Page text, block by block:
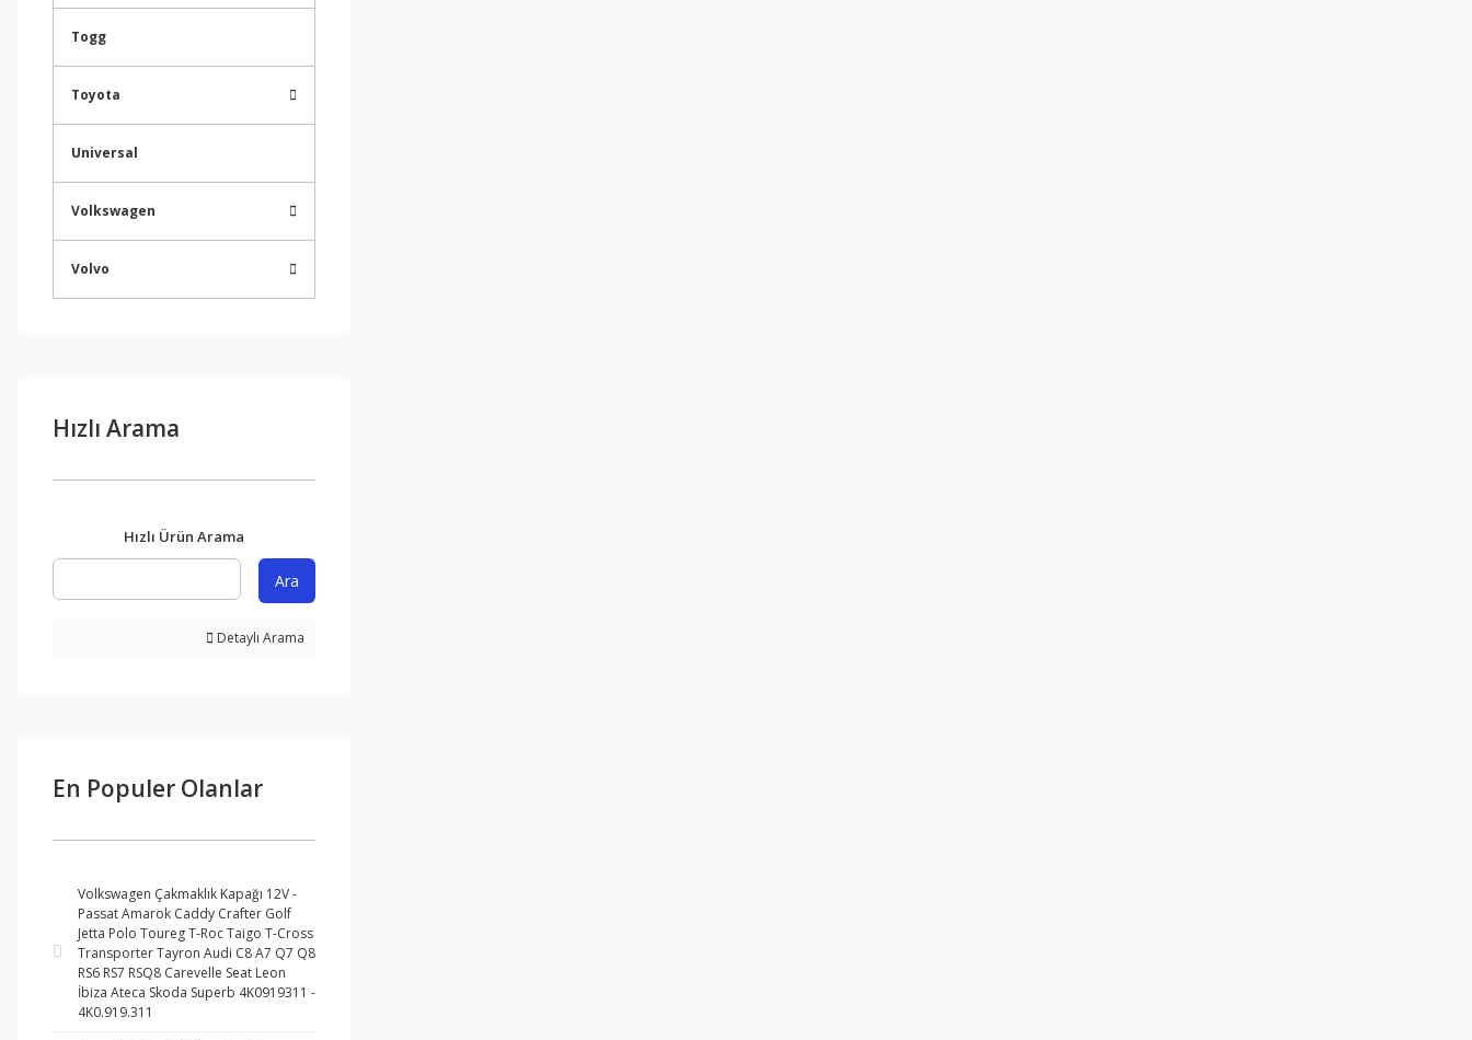
Togg
Toyota
Universal
Volkswagen
Volvo
Hızlı Arama
Hızlı Ürün Arama
Ara
Detaylı Arama
En Populer Olanlar
Volkswagen Çakmaklık Kapağı 12V -
Passat Amarok Caddy Crafter Golf
Jetta Polo Toureg T-Roc Taigo T-Cross
Transporter Tayron Audi C8 A7 Q7 Q8
RS6 RS7 RSQ8 Carevelle Seat Leon
İbiza Ateca Skoda Superb 4K0919311 -
4K0.919.311